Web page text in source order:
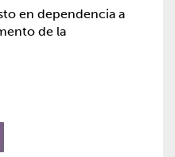
en dependencia a
de la